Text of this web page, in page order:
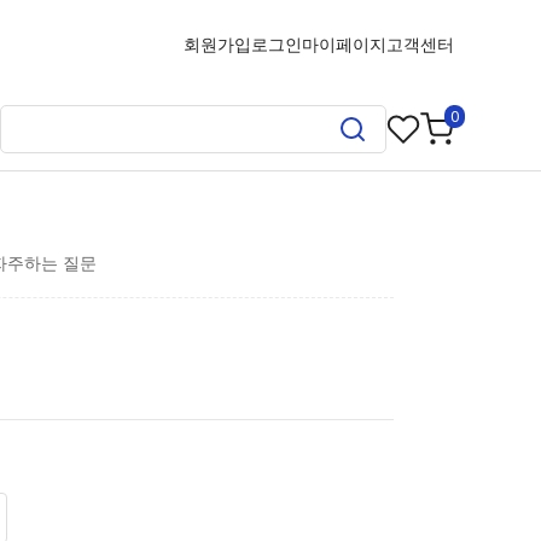
회원가입로그인마이페이지고객센터
0
주하는 질문